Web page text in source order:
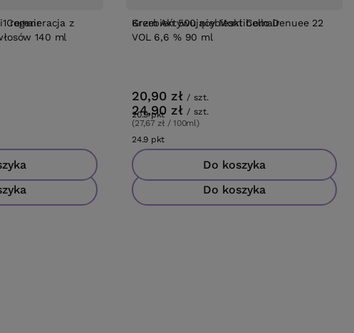
regeneracja z
140 ml
Krem Aktywujący Montibello Denuee 22
VOL 6,6 % 90 ml
24,90 zł / szt.
(27,67 zł / 100ml)
24.9 pkt
Do koszyka
Comair Grzebień 500 niebieski Comair
20,90 zł / szt.
20.9pktpunktów
Do koszyka